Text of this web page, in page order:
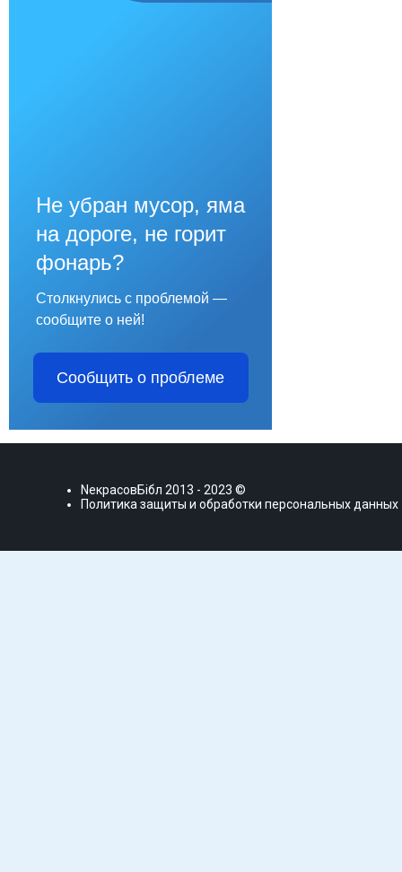
Не убран мусор, яма
на дороге, не горит
фонарь?
Столкнулись с проблемой —
сообщите о ней!
Сообщить о проблеме
NекрасовБiбл 2013 - 2023 ©
Политика защиты и обработки персональных данных